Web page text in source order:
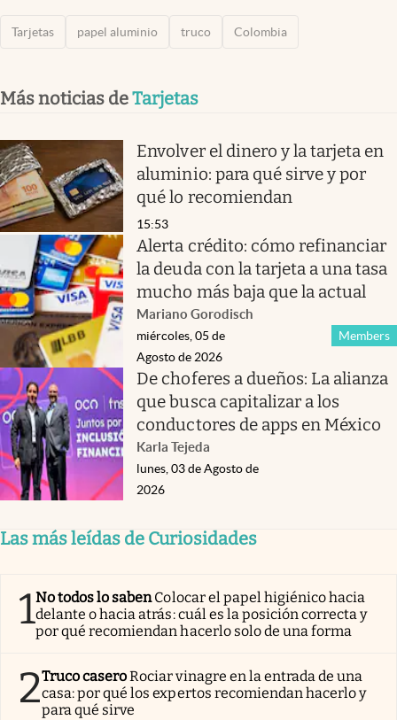
Tarjetas papel aluminio truco Colombia
Más noticias deTarjetas
Envolver el dinero y la tarjeta en
aluminio: para qué sirve y por
qué lo recomiendan
15:53
Alerta crédito: cómo refinanciar
la deuda con la tarjeta a una tasa
mucho más baja que la actual
Mariano Gorodisch
Members
miércoles, 05 de
Agosto de 2026
De choferes a dueños: La alianza
que busca capitalizar a los
conductores de apps en México
Karla Tejeda
lunes, 03 de Agosto de
2026
Las más leídas de Curiosidades
1No todos lo sabenColocar el papel higiénico hacia
delante o hacia atrás: cuál es la posición correcta y
por qué recomiendan hacerlo solo de una forma
2Truco caseroRociar vinagre en la entrada de una
casa: por qué los expertos recomiendan hacerlo y
para qué sirve